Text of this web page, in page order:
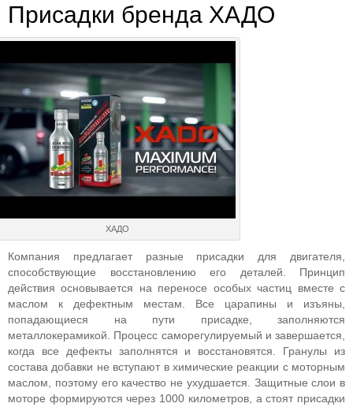
Присадки бренда ХАДО
ХАДО
Компания предлагает разные присадки для двигателя,
способствующие восстановлению его деталей. Принцип
действия основывается на переносе особых частиц вместе с
маслом к дефектным местам. Все царапины и изъяны,
попадающиеся на пути присадке, заполняются
металлокерамикой. Процесс саморегулируемый и завершается,
когда все дефекты заполнятся и восстановятся. Гранулы из
состава добавки не вступают в химические реакции с моторным
маслом, поэтому его качество не ухудшается. Защитные слои в
моторе формируются через 1000 километров, а стоят присадки